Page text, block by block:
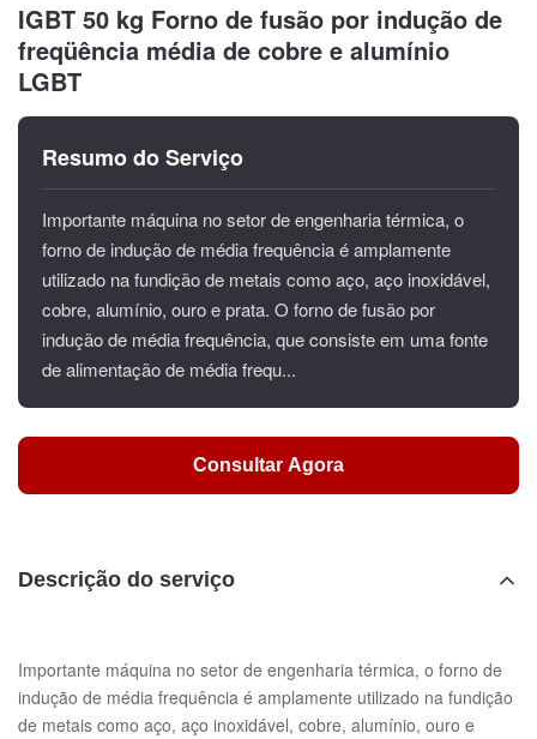
IGBT 50 kg Forno de fusão por indução de
freqüência média de cobre e alumínio
LGBT
Resumo do Serviço
Importante máquina no setor de engenharia térmica, o
forno de indução de média frequência é amplamente
utilizado na fundição de metais como aço, aço inoxidável,
cobre, alumínio, ouro e prata. O forno de fusão por
indução de média frequência, que consiste em uma fonte
de alimentação de média frequ...
Consultar Agora
Descrição do serviço
Importante máquina no setor de engenharia térmica, o forno de
indução de média frequência é amplamente utilizado na fundição
de metais como aço, aço inoxidável, cobre, alumínio, ouro e